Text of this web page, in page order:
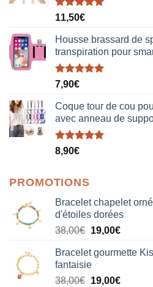
Note5.00
11,50€
Housse brassard de
transpiration pour
Note5.00
7,90€
Coque tour de cou
avec anneau de
Note5.00
8,90€
PROMOTIONS
Bracelet chapelet
d'étoiles dorées
38,00€ Le
initial
était :
38,00€.
19,00€Le
actuel
19,00€.
Bracelet gourmette
fantaisie
38,00€ Le
19,00€Le